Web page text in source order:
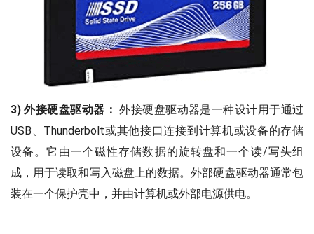
3) 外接硬盘驱动器： 外接硬盘驱动器是一种设计用于通过
USB、Thunderbolt或其他接口连接到计算机或设备的存储
设备。它由一个磁性存储数据的旋转盘和一个读/写头组
成，用于读取和写入磁盘上的数据。外部硬盘驱动器通常包
装在一个保护壳中，并由计算机或外部电源供电。